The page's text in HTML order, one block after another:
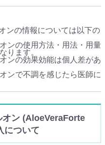
ンの情報については以下の
ンの使用方法・用法・用量
ります。
ンの効果効能は個人差があ
ンで不調を感じたら医師に
オン (AloeVeraForte
について